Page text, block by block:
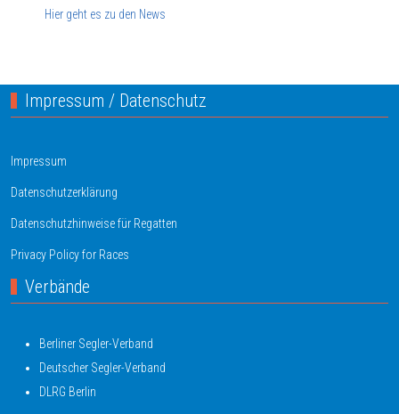
Hier geht es zu den News
Impressum / Datenschutz
Impressum
Datenschutzerklärung
Datenschutzhinweise für Regatten
Privacy Policy for Races
Verbände
Berliner Segler-Verband
Deutscher Segler-Verband
DLRG Berlin